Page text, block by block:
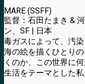
MARE (SSFF)
監督：石田たまき &
ン、SF | 日本
毒ガスによって、汚
海の絵を描くひとり
くのか、この世界に
生活をテーマとした